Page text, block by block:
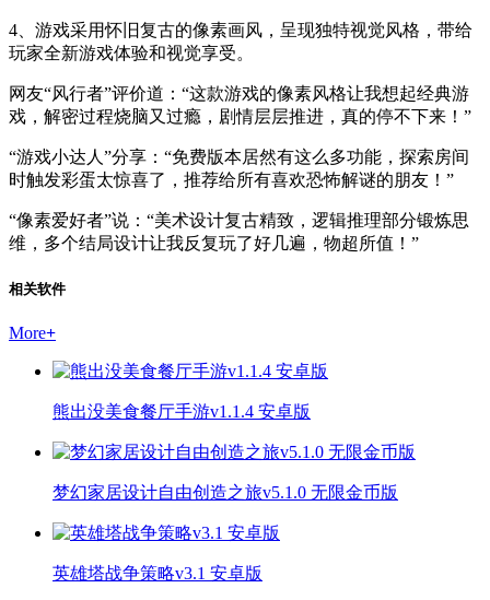
4、游戏采用怀旧复古的像素画风，呈现独特视觉风格，带给
玩家全新游戏体验和视觉享受。
网友“风行者”评价道：“这款游戏的像素风格让我想起经典游
戏，解密过程烧脑又过瘾，剧情层层推进，真的停不下来！”
“游戏小达人”分享：“免费版本居然有这么多功能，探索房间
时触发彩蛋太惊喜了，推荐给所有喜欢恐怖解谜的朋友！”
“像素爱好者”说：“美术设计复古精致，逻辑推理部分锻炼思
维，多个结局设计让我反复玩了好几遍，物超所值！”
相关软件
More+
熊出没美食餐厅手游v1.1.4 安卓版
梦幻家居设计自由创造之旅v5.1.0 无限金币版
英雄塔战争策略v3.1 安卓版